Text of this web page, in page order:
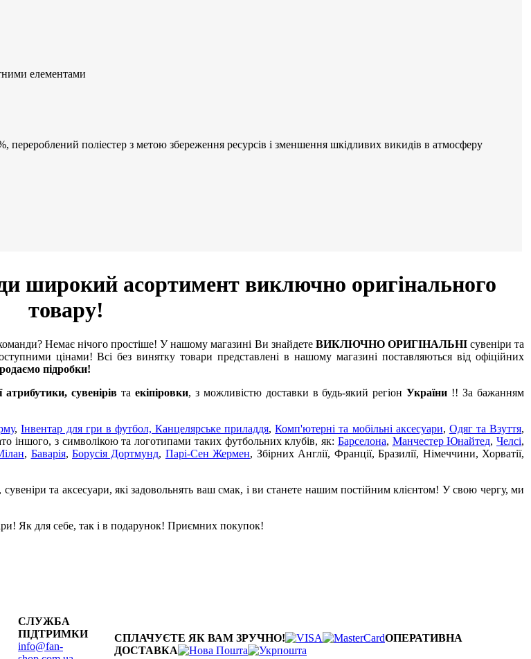
елементами
перероблений поліестер з метою збереження ресурсів і зменшення шкідливих викидів в атмосферу
широкий асортимент виключно оригінального
товару!
Немає нічого простіше! У нашому магазині Ви знайдете ВИКЛЮЧНО ОРИГІНАЛЬНІсувеніри та
цінами! Всі без винятку товари представлені в нашому магазині поставляються від офіційних
підробки!
атрибутики, сувенірів та екіпіровки, з можливістю доставки в будь-який регіонУкраїни !! За бажанням
,Інвентар для гри в футбол,Канцелярське приладдя,Комп'ютерні та мобільні аксесуари, Одяг та Взуття,
іншого, з символікою та логотипами таких футбольних клубів, як: Барселона, Манчестер Юнайтед, Челсі,
, Баварія, Борусія Дортмунд, Парі-Сен Жермен, Збірних Англії, Франції, Бразилії, Німеччини, Хорватії,
та аксесуари, які задовольнять ваш смак, і ви станете нашим постійним клієнтом! У свою чергу, ми
Як для себе, так і в подарунок! Приємних покупок!
СЛУЖБА
ПІДТРИМКИ
info@fan-
СПЛАЧУЄТЕ ЯК ВАМ ЗРУЧНО!
ОПЕРАТИВНА
ДОСТАВКА